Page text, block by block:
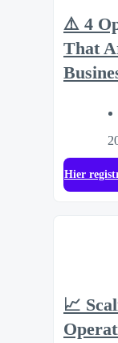
⚠️ 4
That
Hier
📈